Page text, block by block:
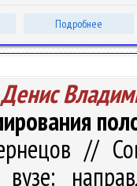
Подробнее
//